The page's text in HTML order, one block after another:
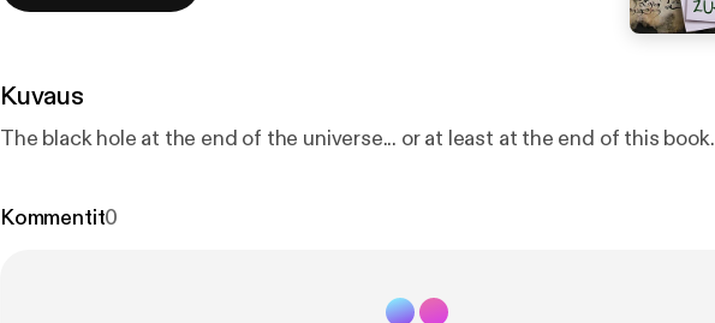
Kuvaus
The black hole at the end of the universe... or at least at the end of this book.
Kommentit0